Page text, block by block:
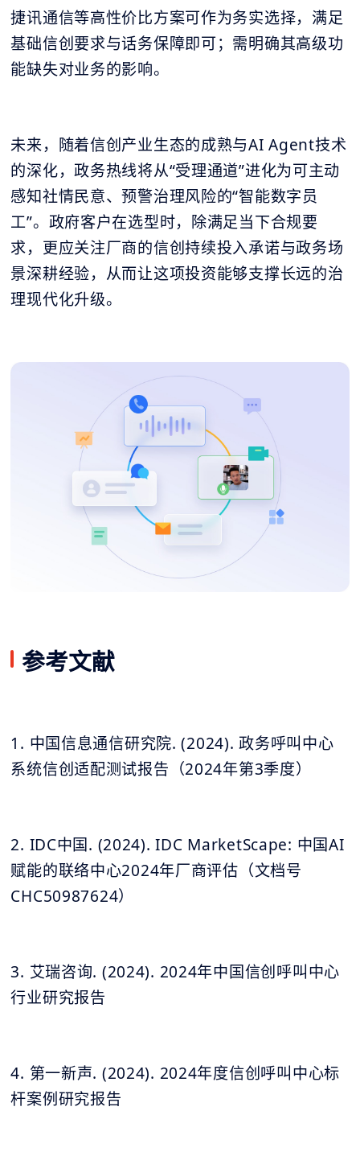
捷讯通信等高性价比方案可作为务实选择，满足
基础信创要求与话务保障即可；需明确其高级功
能缺失对业务的影响。
未来，随着信创产业生态的成熟与AI Agent技术
的深化，政务热线将从“受理通道”进化为可主动
感知社情民意、预警治理风险的“智能数字员
工”。政府客户在选型时，除满足当下合规要
求，更应关注厂商的信创持续投入承诺与政务场
景深耕经验，从而让这项投资能够支撑长远的治
理现代化升级。
参考文献
1. 中国信息通信研究院. (2024). 政务呼叫中心
系统信创适配测试报告（2024年第3季度）
2. IDC中国. (2024). IDC MarketScape: 中国AI
赋能的联络中心2024年厂商评估（文档号
CHC50987624）
3. 艾瑞咨询. (2024). 2024年中国信创呼叫中心
行业研究报告
4. 第一新声. (2024). 2024年度信创呼叫中心标
杆案例研究报告